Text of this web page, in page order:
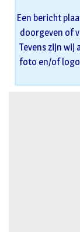
Een bericht
doorgeven of
Tevens zijn wij
foto en/of logo